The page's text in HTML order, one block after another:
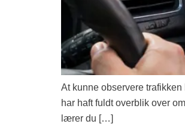
At kunne observere
har haft fuldt overblik over
lærer du […]